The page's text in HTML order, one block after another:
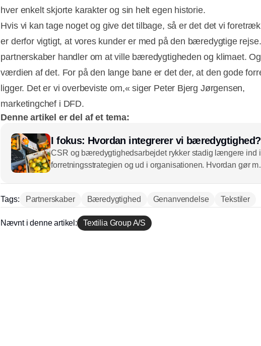
hver enkelt skjorte karakter og sin helt egen historie.
Hvis vi kan tage noget og give det tilbage, så er det det vi
er derfor vigtigt, at vores kunder er med på den bæredygtige
partnerskaber handler om at ville bæredygtigheden og klimaet.
værdien af det. For på den lange bane er det der, at den gode
ligger. Det er vi overbeviste om,« siger Peter Bjerg Jørgensen,
marketingchef i DFD.
Denne artikel er del af et tema:
I fokus: Hvordan integrerer vi bæredygtighed?
CSR og bæredygtighedsarbejdet rykker stadig længere ind i
forretningsstrategien og ud i organisationen. Hvordan gør
Tags: Partnerskaber Bæredygtighed Genanvendelse Tekstiler
Nævnt i denne artikel: Textilia Group A/S